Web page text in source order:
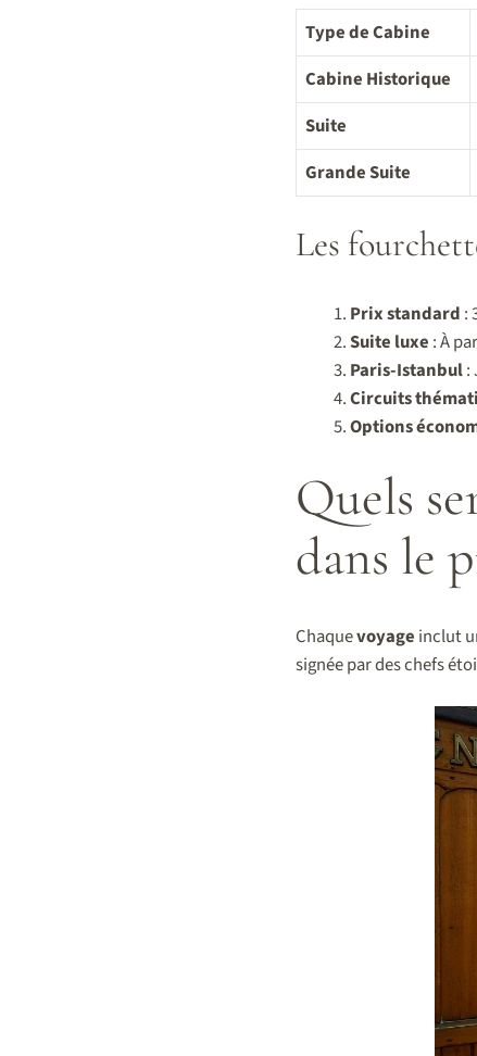
Type de Cabine
Cabine Historique
Suite
Grande Suite
Les
Prix standard :
Suite luxe : À
Paris-Istanbul:
Circuits
Options
Quels
dans le
Chaquevoyage inclut
signée par des chefs